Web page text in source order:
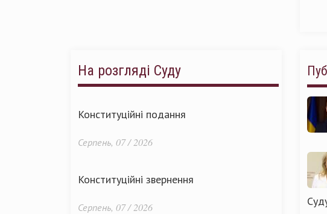
На розгляді Суду
Конституційні подання
Серпень, 07 / 2026
Конституційні звернення
Серпень, 07 / 2026